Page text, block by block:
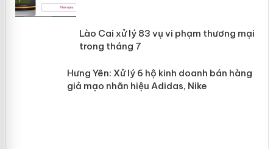
Lào Cai xử lý 83 vụ vi phạm thương
mại trong tháng 7